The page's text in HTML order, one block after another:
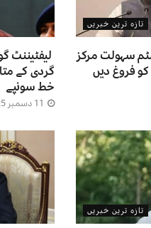
تازہ ترین خبریں
کسٹم سہولت مرکز
فروغ دیں
لیفٹیننٹ
گردی کے
خط سونپے
تازہ ترین خبریں